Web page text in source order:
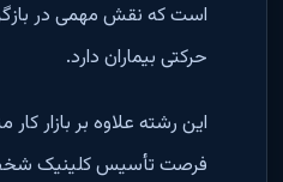
است که نقش مهمی در
حرکتی بیماران دارد.
این رشته علاوه بر بازار
فرصت تأسیس کلینیک